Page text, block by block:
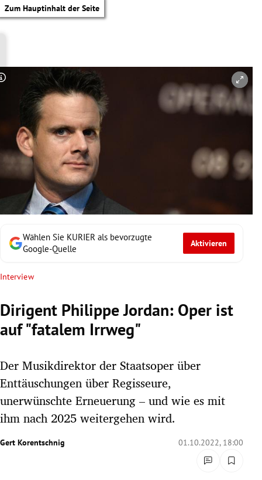
Zum Hauptinhalt der Seite
Untermenü
Untermenü
Untermenü
Untermenü
Untermenü
Untermenü
Untermenü
Untermenü
Wählen Sie KURIER als bevorzugte
Google-Quelle
Aktivieren
Interview
Dirigent Philippe Jordan: Oper ist
auf "fatalem Irrweg"
Der Musikdirektor der Staatsoper über
Enttäuschungen über Regisseure,
unerwünschte Erneuerung – und wie es mit
ihm nach 2025 weitergehen wird.
Gert Korentschnig 01.10.2022, 18:00
Copyright-Hinweis öffnen/schließen